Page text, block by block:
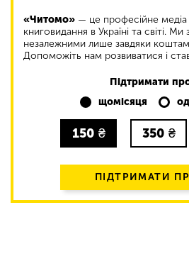
«Читомо» — це професійне
книговидання в Україні та світі.
незалежними лише завдяки
Допоможіть нам розвиватися і
Підтримати
щомісяця
150 ₴ 350 ₴
ПІДТРИМАТИ